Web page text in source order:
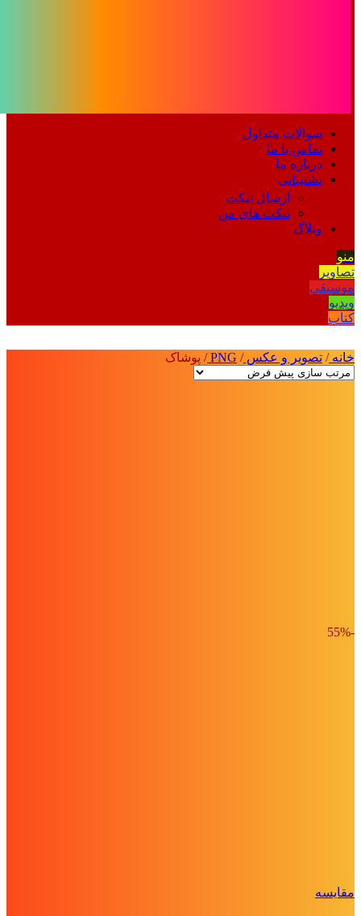
سوالات متداول
تماس با ما
درباره ما
پشتیبانی
ارسال تیکت
تیکت های من
وبلاگ
منو
تصاویر
موسیقی
ویدیو
کتاب
خانه/ تصویر و عکس/
PNG
/ پوشاک
-55%
مقايسه